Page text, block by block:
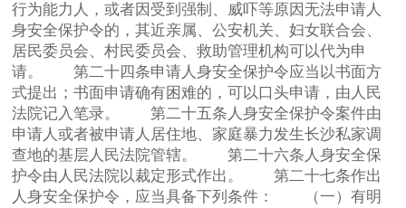
行为能力人，或者因受到强制、威吓等原因无法申请人
身安全保护令的，其近亲属、公安机关、妇女联合会、
居民委员会、村民委员会、救助管理机构可以代为申
请。 第二十四条申请人身安全保护令应当以书面方
式提出；书面申请确有困难的，可以口头申请，由人民
法院记入笔录。 第二十五条人身安全保护令案件由
申请人或者被申请人居住地、家庭暴力发生长沙私家调
查地的基层人民法院管辖。 第二十六条人身安全保
护令由人民法院以裁定形式作出。 第二十七条作出
人身安全保护令，应当具备下列条件： （一）有明